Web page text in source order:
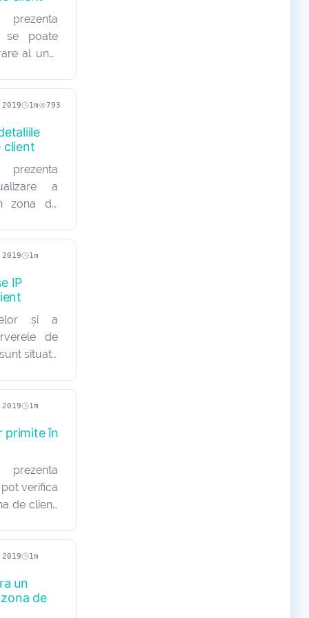
se poate
al unui
client. În
în
1m
793
client
a
zona de
încât
contact
1m
IP
și a
de
situate
se poate
site-ul
1m
primite în
verifica
de client.
primite în
de
1m
un
de